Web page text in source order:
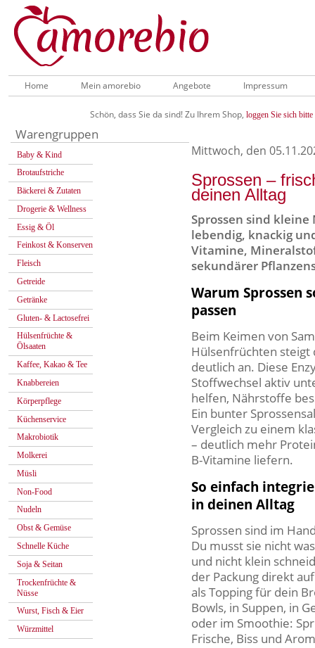
Home Mein amorebio Angebote Impressum
Schön, dass Sie da sind! Zu Ihrem Shop, loggen Sie sich bitte
Warengruppen
Baby & Kind
Brotaufstriche
Bäckerei & Zutaten
Drogerie & Wellness
Essig & Öl
Feinkost & Konserven
Fleisch
Getreide
Getränke
Gluten- & Lactosefrei
Hülsenfrüchte &
Ölsaaten
Kaffee, Kakao & Tee
Knabbereien
Körperpflege
Küchenservice
Makrobiotik
Molkerei
Müsli
Non-Food
Nudeln
Obst & Gemüse
Schnelle Küche
Soja & Seitan
Trockenfrüchte &
Nüsse
Wurst, Fisch & Eier
Würzmittel
Mittwoch, den
Sprossen –
deinen Alltag
Sprossen sind
lebendig, knackig
Vitamine,
sekundärer
Warum Sprossen
passen
Beim Keimen von
Hülsenfrüchten steigt
deutlich an. Diese
Stoffwechsel aktiv
helfen, Nährstoffe
Ein bunter
Vergleich zu einem
– deutlich mehr
B-Vitamine liefern.
So einfach
in deinen Alltag
Sprossen sind im
Du musst sie nicht
und nicht klein
der Packung direkt
als Topping für dein
Bowls, in Suppen, in
oder im Smoothie:
Frische, Biss und